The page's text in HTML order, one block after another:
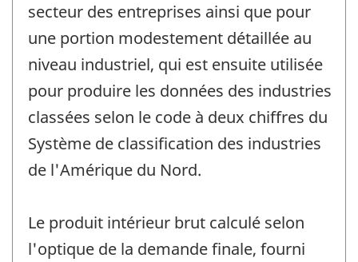
secteur des entreprises ainsi que pour
une portion modestement détaillée au
niveau industriel, qui est ensuite utilisée
pour produire les données des industries
classées selon le code à deux chiffres du
Système de classification des industries
de l'Amérique du Nord.
Le produit intérieur brut calculé selon
l'optique de la demande finale, fourni